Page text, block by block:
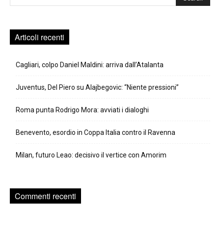
Articoli recenti
Cagliari, colpo Daniel Maldini: arriva dall’Atalanta
Juventus, Del Piero su Alajbegovic: “Niente pressioni”
Roma punta Rodrigo Mora: avviati i dialoghi
Benevento, esordio in Coppa Italia contro il Ravenna
Milan, futuro Leao: decisivo il vertice con Amorim
Commenti recenti